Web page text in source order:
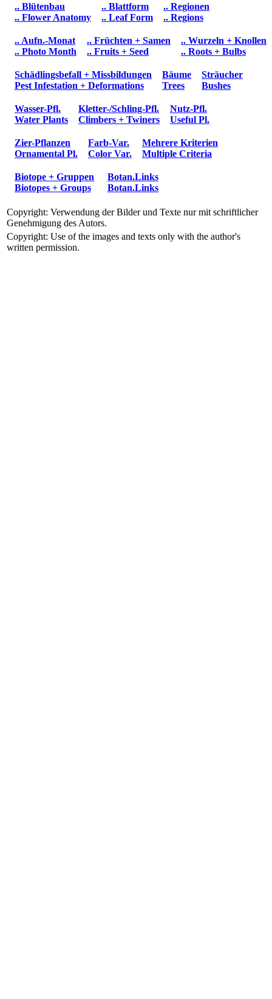
.. Blütenbau
.. Flower Anatomy
.. Blattform
.. Leaf Form
.. Regionen
.. Regions
.. Aufn.-Monat
.. Photo Month
.. Früchten + Samen
.. Fruits + Seed
.. Wurzeln + Knollen
.. Roots + Bulbs
Schädlingsbefall + Missbildungen
Pest Infestation + Deformations
Bäume
Trees
Sträucher
Bushes
Wasser-Pfl.
Water Plants
Kletter-/Schling-Pfl.
Climbers + Twiners
Nutz-Pfl.
Useful Pl.
Zier-Pflanzen
Ornamental Pl.
Farb-Var.
Color Var.
Mehrere Kriterien
Multiple Criteria
Biotope + Gruppen
Biotopes + Groups
Botan.Links
Botan.Links
Copyright: Verwendung der Bilder und Texte nur mit schriftlicher
Genehmigung des Autors.
Copyright: Use of the images and texts only with the author's
written permission.